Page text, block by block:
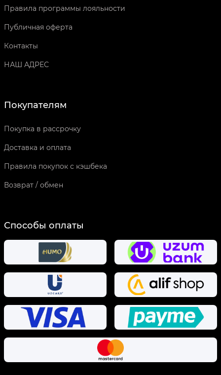
Правила программы лояльности
Публичная оферта
Контакты
НАШ АДРЕС
Покупателям
Покупка в рассрочку
Доставка и оплата
Правила покупок с кэшбека
Возврат / обмен
Способы оплаты